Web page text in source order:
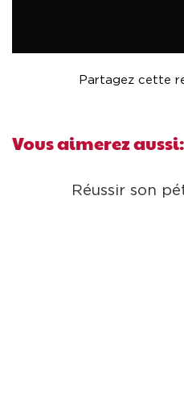
Partagez cette
Vous aimerez aussi:
Réussir son